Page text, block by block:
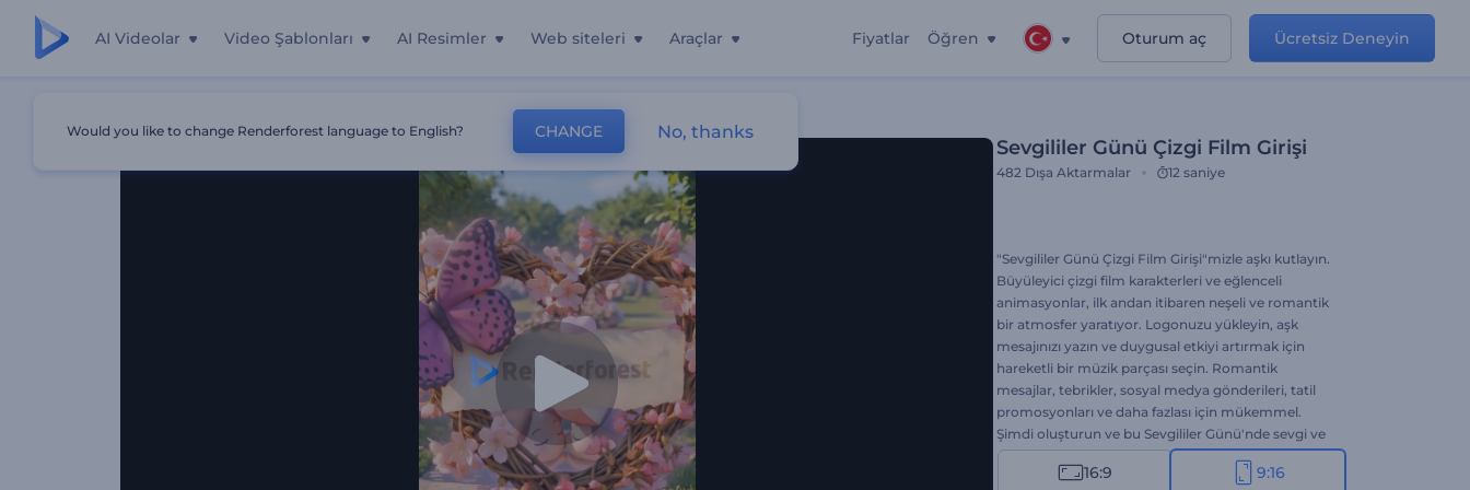
AI Videolar Video Şablonları AI Resimler Web siteleri Araçlar Fiyatlar Öğren Oturum aç Ücretsiz Deneyin
Sevgililer Günü Çizgi Film Girişi
482 Dışa Aktarmalar 12 saniye
"Sevgililer Günü Çizgi Film Girişi"mizle aşkı kutlayın.
Büyüleyici çizgi film karakterleri ve eğlenceli
animasyonlar, ilk andan itibaren neşeli ve romantik
bir atmosfer yaratıyor. Logonuzu yükleyin, aşk
mesajınızı yazın ve duygusal etkiyi artırmak için
hareketli bir müzik parçası seçin. Romantik
mesajlar, tebrikler, sosyal medya gönderileri, tatil
promosyonları ve daha fazlası için mükemmel.
Şimdi oluşturun ve bu Sevgililer Günü'nde sevgi ve
mutluluk yayın!
16:9 9:16
Would you like to change Renderforest language to English? CHANGE No, thanks